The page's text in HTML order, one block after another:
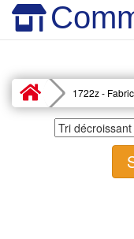
1722z -